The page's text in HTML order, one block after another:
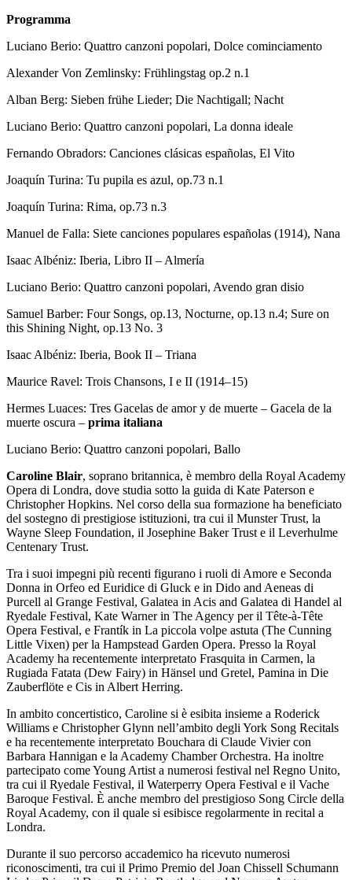
Programma
Luciano Berio: Quattro canzoni popolari, Dolce cominciamento
Alexander Von Zemlinsky: Frühlingstag op.2 n.1
Alban Berg: Sieben frühe Lieder; Die Nachtigall; Nacht
Luciano Berio: Quattro canzoni popolari, La donna ideale
Fernando Obradors: Canciones clásicas españolas, El Vito
Joaquín Turina: Tu pupila es azul, op.73 n.1
Joaquín Turina: Rima, op.73 n.3
Manuel de Falla: Siete canciones populares españolas (1914), Nana
Isaac Albéniz: Iberia, Libro II – Almería
Luciano Berio: Quattro canzoni popolari, Avendo gran disio
Samuel Barber: Four Songs, op.13, Nocturne, op.13 n.4; Sure on
this Shining Night, op.13 No. 3
Isaac Albéniz: Iberia, Book II – Triana
Maurice Ravel: Trois Chansons, I e II (1914–15)
Hermes Luaces: Tres Gacelas de amor y de muerte – Gacela de la
muerte oscura – prima italiana
Luciano Berio: Quattro canzoni popolari, Ballo
Caroline Blair, soprano britannica, è membro della Royal Academy
Opera di Londra, dove studia sotto la guida di Kate Paterson e
Christopher Hopkins. Nel corso della sua formazione ha beneficiato
del sostegno di prestigiose istituzioni, tra cui il Munster Trust, la
Wayne Sleep Foundation, il Josephine Baker Trust e il Leverhulme
Centenary Trust.
Tra i suoi impegni più recenti figurano i ruoli di Amore e Seconda
Donna in Orfeo ed Euridice di Gluck e in Dido and Aeneas di
Purcell al Grange Festival, Galatea in Acis and Galatea di Handel al
Ryedale Festival, Kate Warner in The Agency per il Tête-à-Tête
Opera Festival, e Frantík in La piccola volpe astuta (The Cunning
Little Vixen) per la Hampstead Garden Opera. Presso la Royal
Academy ha recentemente interpretato Frasquita in Carmen, la
Rugiada Fatata (Dew Fairy) in Hänsel und Gretel, Pamina in Die
Zauberflöte e Cis in Albert Herring.
In ambito concertistico, Caroline si è esibita insieme a Roderick
Williams e Christopher Glynn nell’ambito degli York Song Recitals
e ha recentemente interpretato Bouchara di Claude Vivier con
Barbara Hannigan e la Academy Chamber Orchestra. Ha inoltre
partecipato come Young Artist a numerosi festival nel Regno Unito,
tra cui il Ryedale Festival, il Waterperry Opera Festival e il Vache
Baroque Festival. È anche membro del prestigioso Song Circle della
Royal Academy, con il quale si esibisce regolarmente in recital a
Londra.
Durante il suo percorso accademico ha ricevuto numerosi
riconoscimenti, tra cui il Primo Premio del Joan Chissell Schumann